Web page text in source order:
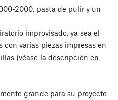
2000, pasta de pulir y un
improvisado, ya sea el
con varias piezas impresas en
(véase la descripción en
grande para su proyecto